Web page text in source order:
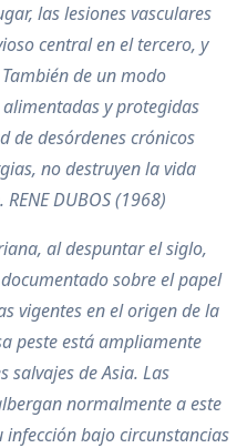
las lesiones vasculares
central en el tercero, y
de un modo
y protegidas
de desórdenes crónicos
no destruyen la vida
DUBOS (1968)
al despuntar el siglo,
sobre el papel
vigentes en el origen de la
peste está ampliamente
salvajes de Asia. Las
normalmente a este
bajo circunstancias